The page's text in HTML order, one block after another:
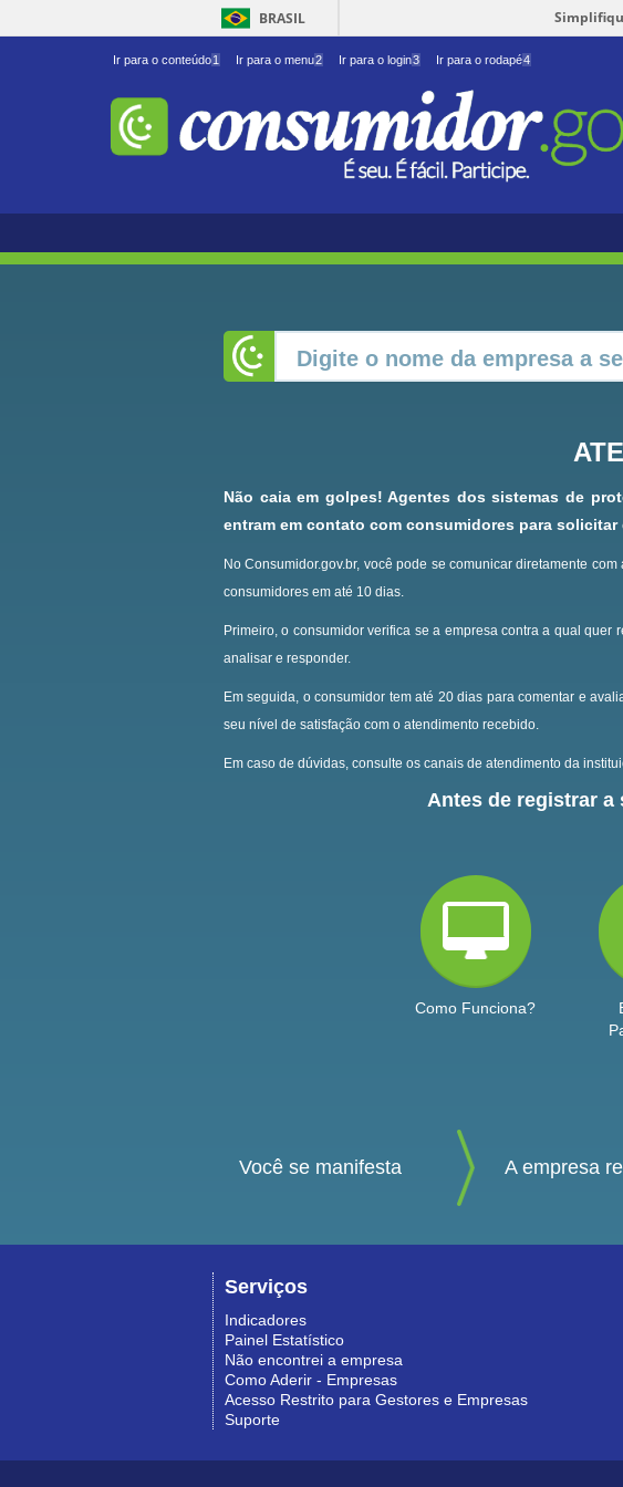
BRASIL
Ir para o conteúdo1 Ir para o menu2 Ir para o login3 Ir para o rodapé4
Não caia em golpes! Agentes dos sistemas de
entram em contato com consumidores para solicitar
No Consumidor.gov.br, você pode se comunicar diretamente
consumidores em até 10 dias.
Primeiro, o consumidor verifica se a empresa contra a qual quer
analisar e responder.
Em seguida, o consumidor tem até 20 dias para comentar e
seu nível de satisfação com o atendimento recebido.
Em caso de dúvidas, consulte os canais de atendimento da
Antes de registrar a
Como Funciona?
Você se manifesta A empresa
Serviços
Indicadores
Painel Estatístico
Não encontrei a empresa
Como Aderir - Empresas
Acesso Restrito para Gestores e Empresas
Suporte